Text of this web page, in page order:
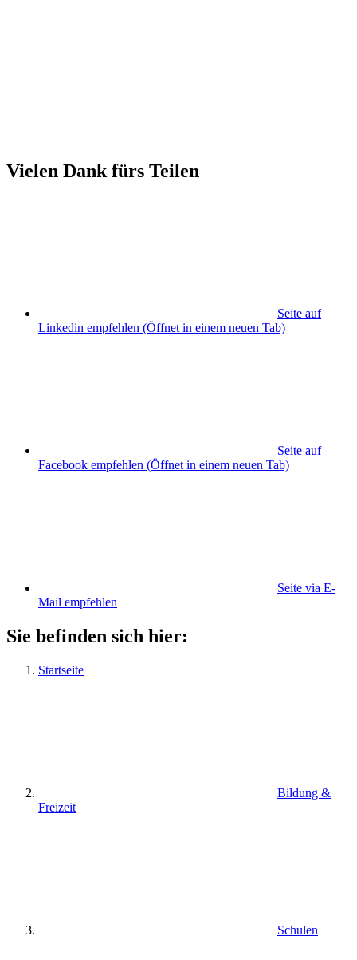
Vielen Dank fürs Teilen
Seite auf
Linkedin empfehlen (Öffnet in einem neuen Tab)
Seite auf
Facebook empfehlen (Öffnet in einem neuen Tab)
Seite via E-
Mail empfehlen
Sie befinden sich hier:
Startseite
Bildung &
Freizeit
Schulen